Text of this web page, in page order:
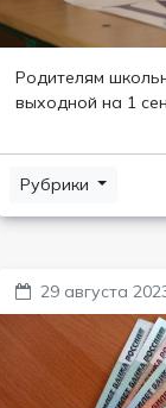
Родителям
выходной на 1
Рубрики
29 августа